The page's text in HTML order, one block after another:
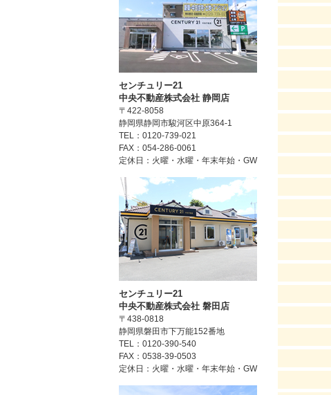
センチュリー21
中央不動産株式会社 静岡店
〒422-8058
静岡県静岡市駿河区中原364-1
TEL：0120-739-021
FAX：054-286-0061
定休日：火曜・水曜・年末年始・GW
センチュリー21
中央不動産株式会社 磐田店
〒438-0818
静岡県磐田市下万能152番地
TEL：0120-390-540
FAX：0538-39-0503
定休日：火曜・水曜・年末年始・GW